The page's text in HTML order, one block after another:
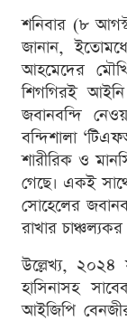
শনিবার (৮
জানান, ইতোমধ্যে
আহমেদের
শিগগিরই আইনি
জবানবন্দি
বন্দিশালা
শারীরিক ও
গেছে। একই
সোহেলের
রাখার
উল্লেখ্য, ২০২৪
হাসিনাসহ
আইজিপি